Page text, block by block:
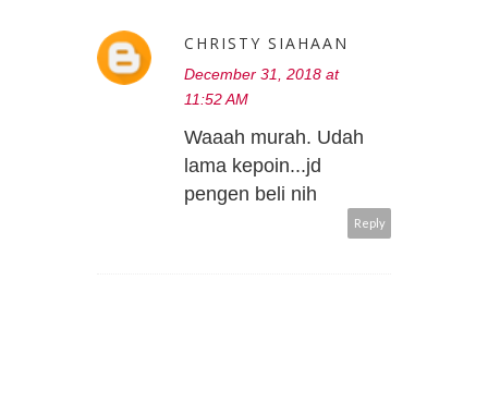
CHRISTY SIAHAAN
December 31, 2018 at
11:52 AM
Waaah murah. Udah
lama kepoin...jd
pengen beli nih
Reply